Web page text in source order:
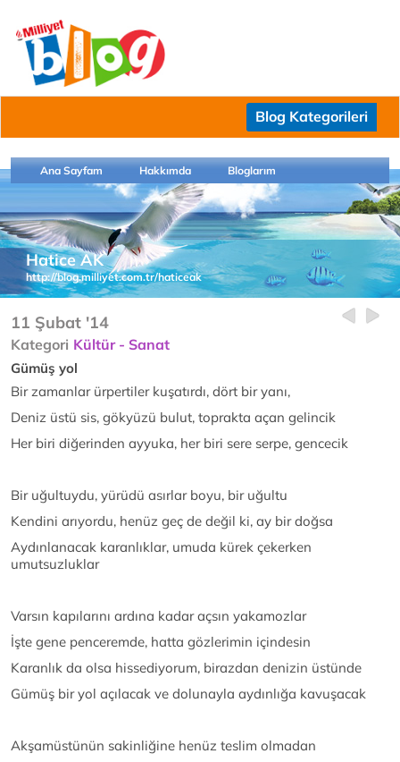
Blog Kategorileri
Ana Sayfam Hakkımda Bloglarım
Hatice AK
http://blog.milliyet.com.tr/haticeak
11 Şubat '14
Kategori Kültür - Sanat
Gümüş yol
Bir zamanlar ürpertiler kuşatırdı, dört bir yanı,
Deniz üstü sis, gökyüzü bulut, toprakta açan gelincik
Her biri diğerinden ayyuka, her biri sere serpe, gencecik
Bir uğultuydu, yürüdü asırlar boyu, bir uğultu
Kendini arıyordu, henüz geç de değil ki, ay bir doğsa
Aydınlanacak karanlıklar, umuda kürek çekerken
umutsuzluklar
Varsın kapılarını ardına kadar açsın yakamozlar
İşte gene penceremde, hatta gözlerimin içindesin
Karanlık da olsa hissediyorum, birazdan denizin üstünde
Gümüş bir yol açılacak ve dolunayla aydınlığa kavuşacak
Akşamüstünün sakinliğine henüz teslim olmadan